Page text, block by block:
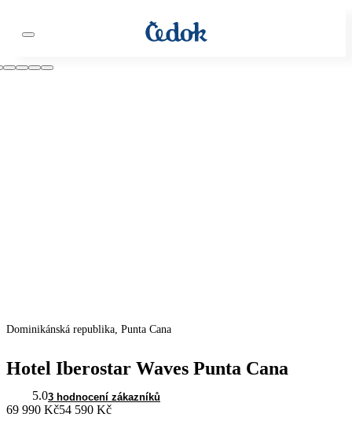
Dominikánská republika, Punta Cana
Hotel Iberostar Waves Punta Cana
5.03 hodnocení zákazníků
69 990 Kč54 590 Kč